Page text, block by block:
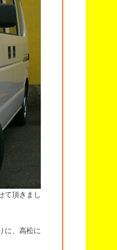
て頂きまし
に、高松に